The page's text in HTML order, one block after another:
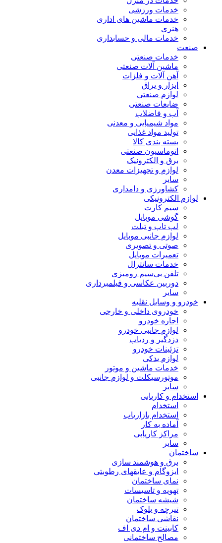
خدمات ورزشی
خدمات ماشین های اداری
هنری
خدمات مالی و حسابداری
صنعت
خدمات صنعتی
ماشین آلات صنعتی
آهن آلات و فلزات
ابزار و یراق
لوازم صنعتی
ضایعات صنعتی
آب و فاضلاب
مواد شیمیایی و معدنی
تولید مواد غذایی
بسته بندی کالا
اتوماسیون صنعتی
برق و الکترونیک
لوازم و تجهیزات معدن
سایر
کشاورزی و دامداری
لوازم الکترونیکی
سیم کارت
گوشی موبایل
لپ تاپ و تبلت
لوازم جانبی موبایل
صوتی و تصویری
تعمیرات موبایل
خدمات سانترال
تلفن بی‌سیم رومیزی
دوربین عکاسی و فیلمبرداری
سایر
خودرو و وسایل نقلیه
خودروی داخلی و خارجی
اجاره خودرو
لوازم جانبی خودرو
دزدگیر و ردیاب
تزئینات خودرو
لوازم یدکی
خدمات ماشین و موتور
موتورسیکلت و لوازم جانبی
سایر
استخدام و کاریابی
استخدام
استخدام بازاریاب
آماده به کار
مراکز کاریابی
سایر
ساختمان
برق و هوشمند سازی
ایزوگام و عایقهای رطوبتی
نمای ساختمان
تهویه و تاسیسات
شیشه ساختمان
تیرچه و بلوک
نقاشی ساختمان
کابینت و ام دی اف
مصالح ساختمانی